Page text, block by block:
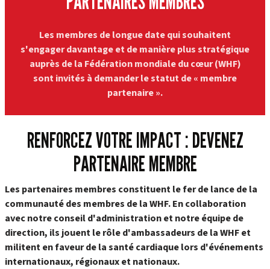
Les membres de longue date qui souhaitent
s'engager davantage et de manière plus stratégique
auprès de la Fédération mondiale du cœur (WHF)
sont invités à demander le statut de « membre
partenaire ».
RENFORCEZ VOTRE IMPACT : DEVENEZ
PARTENAIRE MEMBRE
Les partenaires membres constituent le fer de lance de la
communauté des membres de la WHF. En collaboration
avec notre conseil d'administration et notre équipe de
direction, ils jouent le rôle d'ambassadeurs de la WHF et
militent en faveur de la santé cardiaque lors d'événements
internationaux, régionaux et nationaux.